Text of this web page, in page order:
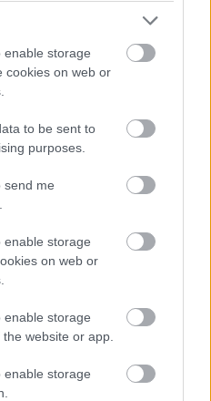
enable storage
cookies on web or
to be sent to
purposes.
send me
enable storage
on web or
enable storage
website or app.
enable storage